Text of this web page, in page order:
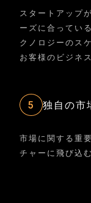
スタートアップ
ーズに合ってい
クノロジーのス
お客様のビジネ
5 独自の市
市場に関する重
チャーに飛び込